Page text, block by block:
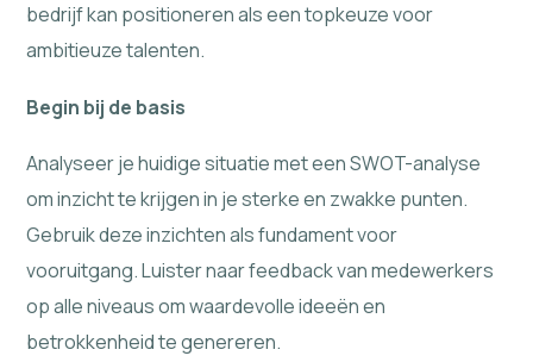
bedrijf kan positioneren als een topkeuze voor
ambitieuze talenten.
Begin bij de basis
Analyseer je huidige situatie met een SWOT-analyse
om inzicht te krijgen in je sterke en zwakke punten.
Gebruik deze inzichten als fundament voor
vooruitgang. Luister naar feedback van medewerkers
op alle niveaus om waardevolle ideeën en
betrokkenheid te genereren.